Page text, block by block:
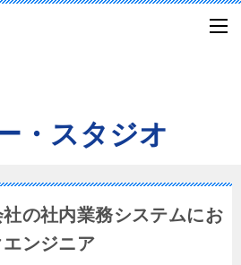
・スタジオ
の社内業務システムにお
ンジニア